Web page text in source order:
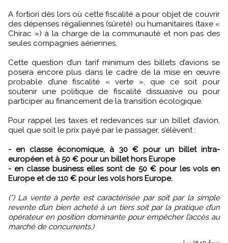
A fortiori dès lors où cette fiscalité a pour objet de couvrir
des dépenses régaliennes (sûreté) ou humanitaires (taxe «
Chirac ») à la charge de la communauté et non pas des
seules compagnies aériennes.
Cette question d’un tarif minimum des billets d’avions se
posera encore plus dans le cadre de la mise en œuvre
probable d’une fiscalité « verte », que ce soit pour
soutenir une politique de fiscalité dissuasive ou pour
participer au financement de la transition écologique.
Pour rappel les taxes et redevances sur un billet d’avion,
quel que soit le prix payé par le passager, s’élèvent :
- en classe économique, à 30 € pour un billet intra-
européen et à 50 € pour un billet hors Europe
- en classe business elles sont de 50 € pour les vols en
Europe et de 110 € pour les vols hors Europe.
(*) La vente à perte est caractérisée par soit par la simple
revente d’un bien acheté à un tiers soit par la pratique d’un
opérateur en position dominante pour empêcher l’accès au
marché de concurrents.)